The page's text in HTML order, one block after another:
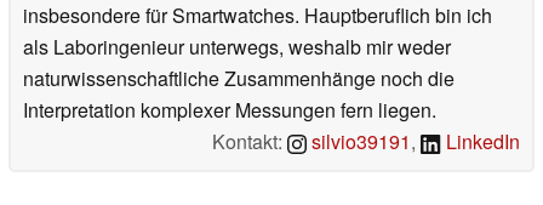
insbesondere für Smartwatches. Hauptberuflich bin ich
als Laboringenieur unterwegs, weshalb mir weder
naturwissenschaftliche Zusammenhänge noch die
Interpretation komplexer Messungen fern liegen.
Kontakt:
silvio39191, LinkedIn